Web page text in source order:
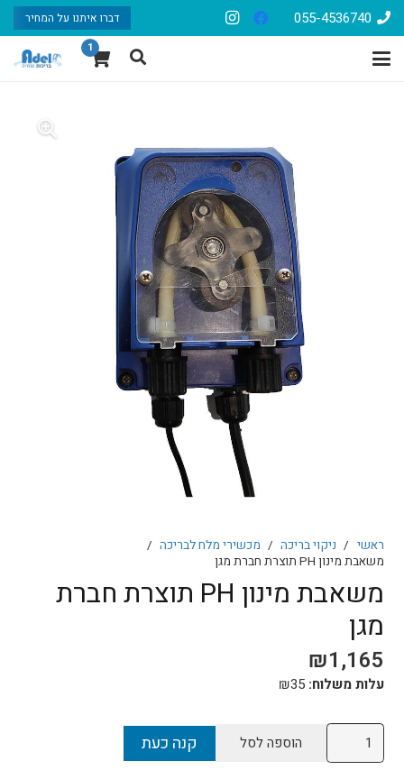
055-4536740 דברו איתנו על המחיר
1
ראשי / ניקוי בריכה / מכשירי מלח לבריכה /
משאבת מינון PH תוצרת חברת מגן
משאבת מינון PH תוצרת חברת
מגן
₪1,165
עלות משלוח: ₪35
כמות
של
הוספה לסל קנה כעת